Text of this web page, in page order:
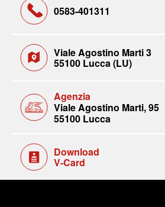
0583-401311
Viale Agostino Marti 3
55100 Lucca (LU)
Agenzia
Viale Agostino Marti, 95
55100 Lucca
Download
V-Card